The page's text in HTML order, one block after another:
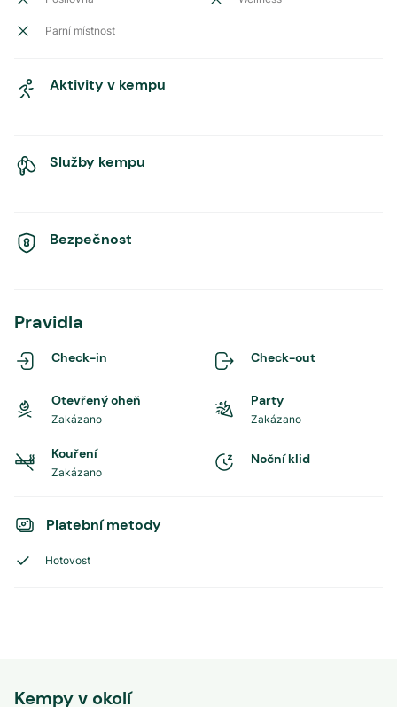
Parní místnost
Aktivity v kempu
Služby kempu
Bezpečnost
Pravidla
Check-in Check-out
Otevřený oheň
Zakázano
Party
Zakázano
Kouření
Zakázano
Noční klid
Platební metody
Hotovost
Kempy v okolí